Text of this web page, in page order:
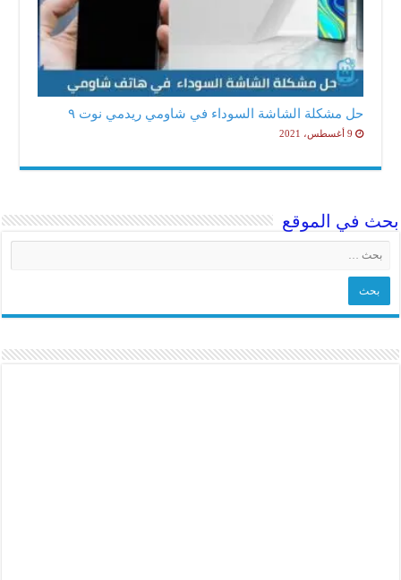
حل مشكلة الشاشة السوداء في شاومي ريدمي نوت ٩
في الموقع